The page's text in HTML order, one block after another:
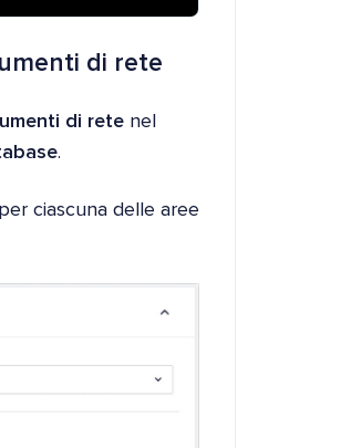
di rete
di rete nel
.
ciascuna delle aree